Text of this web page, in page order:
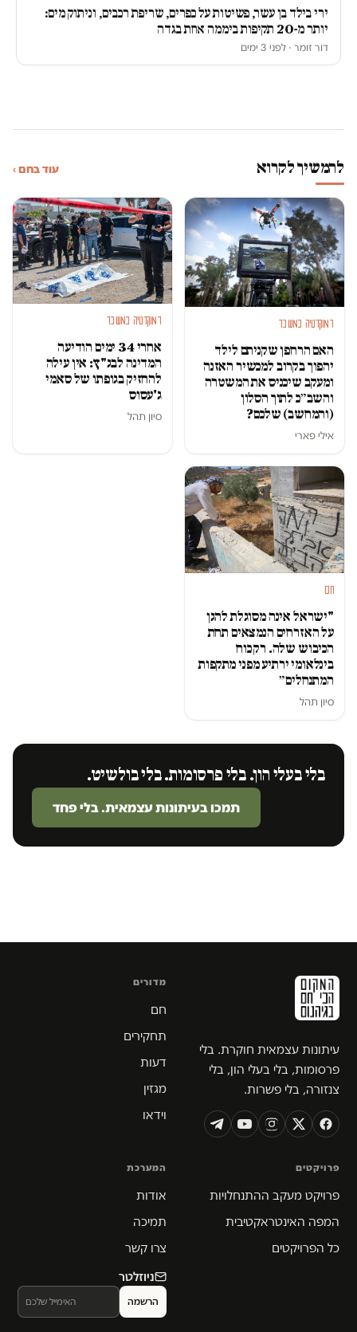
ירי בילד בן עשר, פשיטות על כפרים, שריפת רכבים, וניתוק מים:
יותר מ-20 תקיפות ביממה אחת בגדה
דור זומר · לפני 3 ימים
להמשיך לקרוא עוד בחם ›
דמוקרטיה במשבר
האם הרחפן שקניתם לילד
יהפוך בקרוב למכשיר האזנה
ומעקב שיכניס את המשטרה
והשב״כ לתוך הסלון
(והמחשב) שלכם?
אילי פארי
דמוקרטיה במשבר
אחרי 34 ימים הודיעה
המדינה לבג"ץ: אין עילה
להחזיק בגופתו של סאמי
ג'עסוס
סיון תהל
חם
"ישראל אינה מסוגלת להגן
על האזרחים הנמצאים תחת
הכיבוש שלה. רק כוח
בינלאומי ירתיע מפני מתקפות
המתנחלים״
סיון תהל
בלי בעלי הון. בלי פרסומות. בלי בולשיט.
תמכו בעיתונות עצמאית. בלי פחד
עיתונות עצמאית חוקרת. בלי
פרסומות, בלי בעלי הון, בלי
צנזורה, בלי פשרות.
מדורים
חם
תחקירים
דעות
מגזין
וידאו
פרויקטים
פרויקט מעקב ההתנחלויות
המפה האינטראקטיבית
כל הפרויקטים
המערכת
אודות
תמיכה
צרו קשר
ניוזלטר